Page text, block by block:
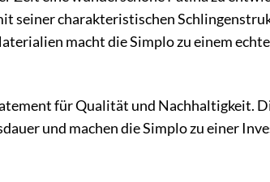
seiner charakteristischen
macht die Simplo zu einem
für Qualität und Nachhaltigkeit.
und machen die Simplo zu einer